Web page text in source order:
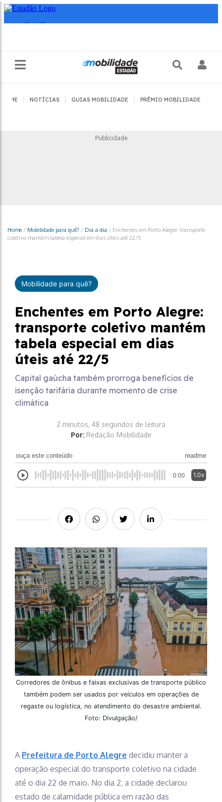
HOME NOTÍCIAS GUIAS MOBILIDADE PRÊMIO MOBILIDADE
Publicidade
Home / Mobilidade para quê? / Dia a dia / Enchentes em Porto Alegre: transporte
coletivo mantém tabela especial em dias úteis até 22/5
Mobilidade para quê?
Enchentes em Porto Alegre:
transporte coletivo mantém
tabela especial em dias
úteis até 22/5
Capital gaúcha também prorroga benefícios de
isenção tarifária durante momento de crise
climática
2 minutos, 48 segundos de leitura
Por: Redação Mobilidade
ouça este conteúdo readme
0:00 1.0x
Corredores de ônibus e faixas exclusivas de transporte público
também podem ser usados por veículos em operações de
regaste ou logística, no atendimento do desastre ambiental.
Foto: Divulgação/
A Prefeitura de Porto Alegre decidiu manter a
operação especial do transporte coletivo na cidade
até o dia 22 de maio. No dia 2, a cidade declarou
estado de calamidade pública em razão das